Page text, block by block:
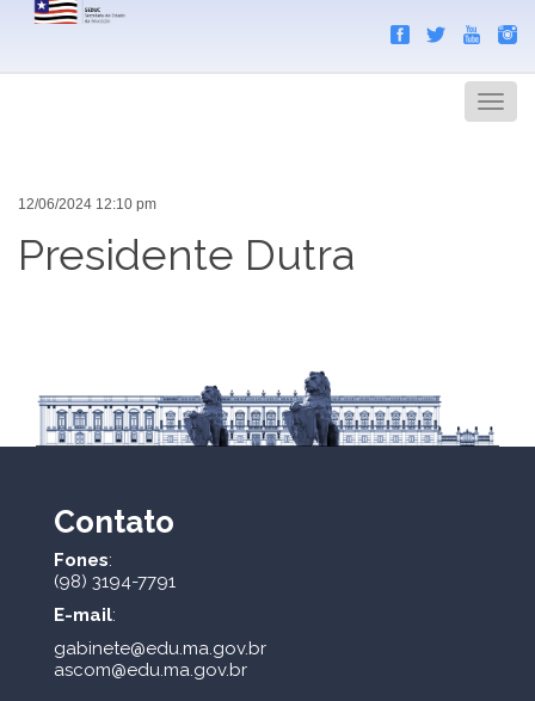
Menu
12/06/2024 12:10 pm
Presidente Dutra
Contato
Fones:
(98) 3194-7791
E-mail:
gabinete@edu.ma.gov.br
ascom@edu.ma.gov.br